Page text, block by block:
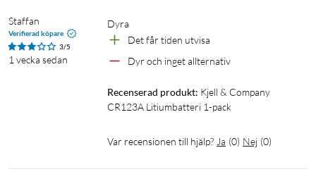
Staffan
Verifierad köpare
3/5
1 vecka sedan
Dyra
Det får tiden utvisa
Dyr och inget allternativ
Recenserad produkt: Kjell & Company
CR123A Litiumbatteri 1-pack
Var recensionen till hjälp? Ja (0) Nej (0)